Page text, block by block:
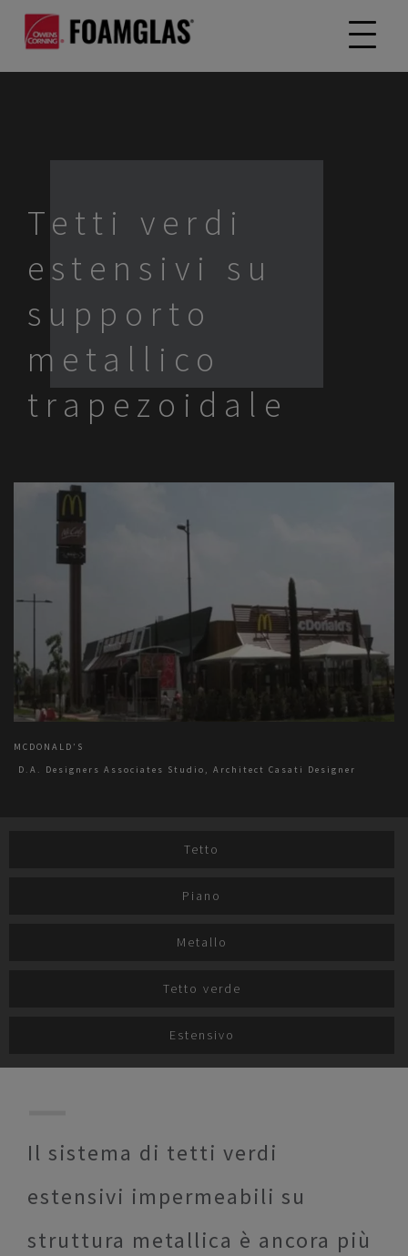
Tetti verdi
estensivi su
supporto
metallico
trapezoidale
MCDONALD’S
D.A. Designers Associates Studio, Architect Casati Designer
Tetto
Piano
Metallo
Tetto verde
Estensivo
Il sistema di tetti verdi
estensivi impermeabili su
struttura metallica è ancora più